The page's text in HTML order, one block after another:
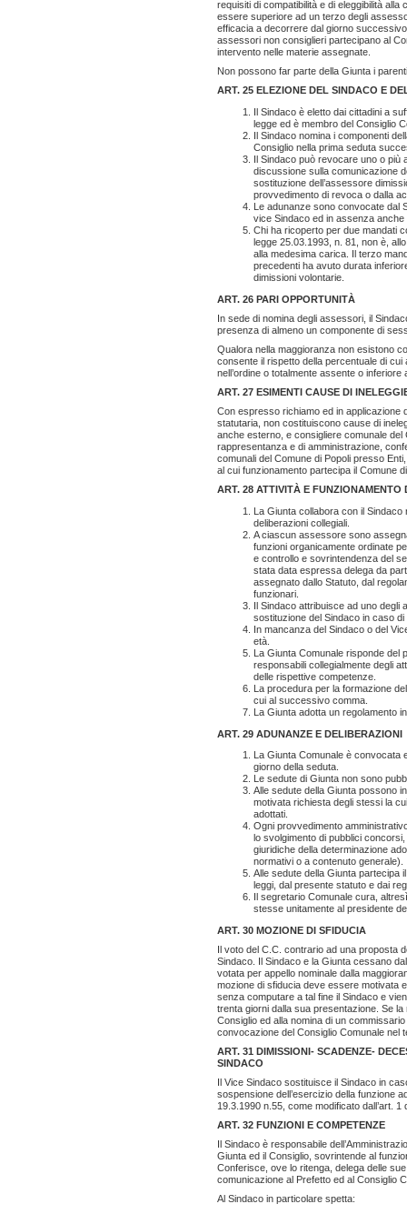
requisiti di compatibilità e di eleggibilità
essere superiore ad un terzo degli
efficacia a decorrere dal giorno
assessori non consiglieri partecipano al
intervento nelle materie assegnate.
Non possono far parte della Giunta i
ART. 25 ELEZIONE DEL SINDACO E
Il Sindaco è eletto dai cittadini a
legge ed è membro del Consiglio
Il Sindaco nomina i componenti
Consiglio nella prima seduta
Il Sindaco può revocare uno o più
discussione sulla comunicazione
sostituzione dell’assessore
provvedimento di revoca o dalla
Le adunanze sono convocate dal
vice Sindaco ed in assenza anche
Chi ha ricoperto per due mandati
legge 25.03.1993, n. 81, non è,
alla medesima carica. Il terzo
precedenti ha avuto durata
dimissioni volontarie.
ART. 26 PARI OPPORTUNITÀ
In sede di nomina degli assessori, il
presenza di almeno un componente di
Qualora nella maggioranza non esistono
consente il rispetto della percentuale di
nell’ordine o totalmente assente o inferiore
ART. 27 ESIMENTI CAUSE DI
Con espresso richiamo ed in applicazione
statutaria, non costituiscono cause di
anche esterno, e consigliere comunale del
rappresentanza e di amministrazione,
comunali del Comune di Popoli presso
al cui funzionamento partecipa il Comune
ART. 28 ATTIVITÀ E FUNZIONAMENTO
La Giunta collabora con il
deliberazioni collegiali.
A ciascun assessore sono
funzioni organicamente ordinate
e controllo e sovrintendenza del
stata data espressa delega da
assegnato dallo Statuto, dal
funzionari.
Il Sindaco attribuisce ad uno degli
sostituzione del Sindaco in caso
In mancanza del Sindaco o del
età.
La Giunta Comunale risponde del
responsabili collegialmente degli
delle rispettive competenze.
La procedura per la formazione
cui al successivo comma.
La Giunta adotta un regolamento
ART. 29 ADUNANZE E DELIBERAZIONI
La Giunta Comunale è convocata
giorno della seduta.
Le sedute di Giunta non sono
Alle sedute della Giunta possono
motivata richiesta degli stessi la
adottati.
Ogni provvedimento
lo svolgimento di pubblici
giuridiche della determinazione
normativi o a contenuto generale).
Alle sedute della Giunta partecipa
leggi, dal presente statuto e dai
Il segretario Comunale cura,
stesse unitamente al presidente
ART. 30 MOZIONE DI SFIDUCIA
Il voto del C.C. contrario ad una proposta
Sindaco. Il Sindaco e la Giunta cessano
votata per appello nominale dalla
mozione di sfiducia deve essere motivata
senza computare a tal fine il Sindaco e
trenta giorni dalla sua presentazione. Se
Consiglio ed alla nomina di un
convocazione del Consiglio Comunale nel
ART. 31 DIMISSIONI- SCADENZE-
SINDACO
Il Vice Sindaco sostituisce il Sindaco in
sospensione dell’esercizio della funzione
19.3.1990 n.55, come modificato dall’art. 1
ART. 32 FUNZIONI E COMPETENZE
Il Sindaco è responsabile
Giunta ed il Consiglio, sovrintende al
Conferisce, ove lo ritenga, delega delle
comunicazione al Prefetto ed al Consiglio
Al Sindaco in particolare spetta: